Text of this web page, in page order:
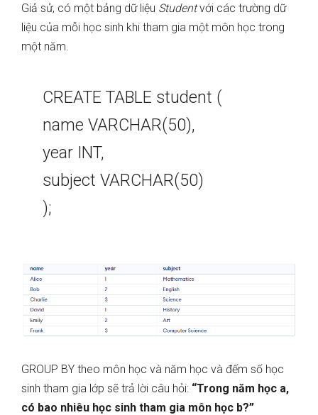
Giả sử, có một bảng dữ liệu Studentvới các trường dữ
liệu của mỗi học sinh khi tham gia một môn học trong
một năm.
CREATE TABLE student (
name VARCHAR(50),
year INT,
subject VARCHAR(50)
);
GROUP BY theo môn học và năm học và đếm số học
sinh tham gia lớp sẽ trả lời câu hỏi: “Trong năm học a,
có bao nhiêu học sinh tham gia môn học b?”